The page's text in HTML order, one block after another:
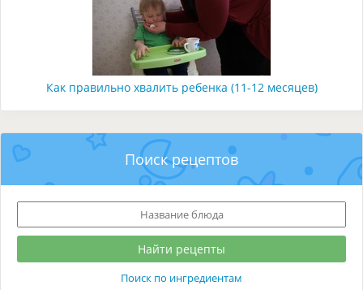
Как правильно хвалить ребенка (11-12 месяцев)
Поиск рецептов
Поиск по ингредиентам